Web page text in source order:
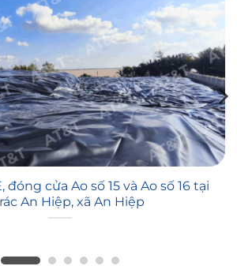
đóng cửa Ao số 15 và Ao số 16 tại
An Hiệp, xã An Hiệp